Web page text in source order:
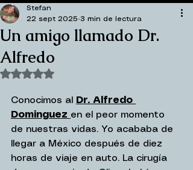
Un amigo llamado Dr.
Alfredo
Stefan
22 sept 2025 3 min de lectura
Obtuvo NaN de 5 estrellas.
Conocimos al
Dr. Alfredo
Dominguez en el peor momento
de nuestras vidas. Yo acababa de
llegar a México después de diez
horas de viaje en auto. La cirugía